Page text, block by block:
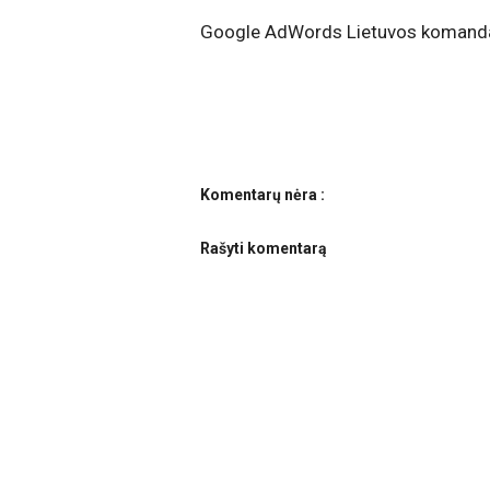
Google AdWords Lietuvos
Komentarų nėra :
Rašyti komentarą